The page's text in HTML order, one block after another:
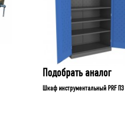
Подобрать аналог
Шкаф инструментальный PRF П3